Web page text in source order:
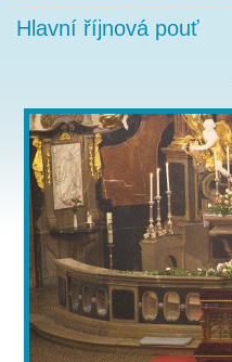
Hlavní říjnová pouť